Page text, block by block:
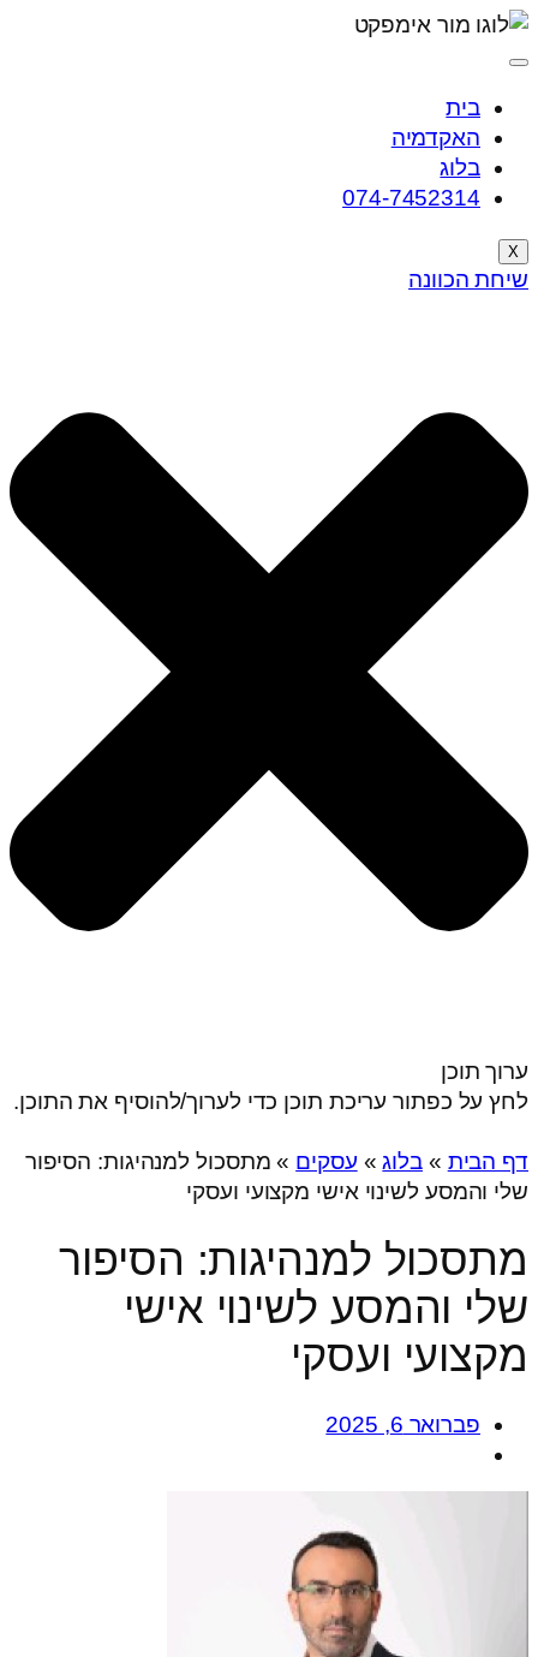
בית
האקדמיה
בלוג
074-7452314
X
שיחת הכוונה
ערוך תוכן
לחץ על כפתור עריכת תוכן כדי לערוך/להוסיף את התוכן.
דף הבית »בלוג» עסקים » מתסכול למנהיגות: הסיפור
שלי והמסע לשינוי אישי מקצועי ועסקי
מתסכול למנהיגות: הסיפור
שלי והמסע לשינוי אישי
מקצועי ועסקי
פברואר 6, 2025